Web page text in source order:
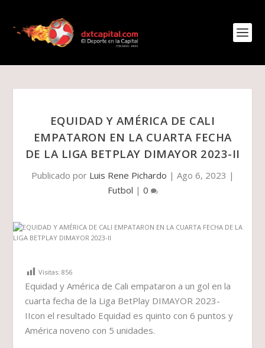
EQUIDAD Y AMÉRICA DE CALI
EMPATARON EN LA CUARTA FECHA
DE LA LIGA BETPLAY DIMAYOR 2023-II
Publicado por Luis Rene Pichardo | Ago 6, 2023 |
Futbol | 0
Visitas: 856
Equidad y América de Cali empataron a un gol en la
cuarta fecha de la Liga BetPlay DIMAYOR 2023-
IIcon el resultado Equidad es quinto con 6 puntos y
América noveno con 5 unidades.